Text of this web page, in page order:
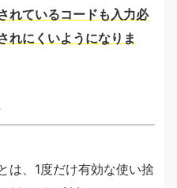
れているコードも入力必
れにくいようになりま
は、1度だけ有効な使い捨